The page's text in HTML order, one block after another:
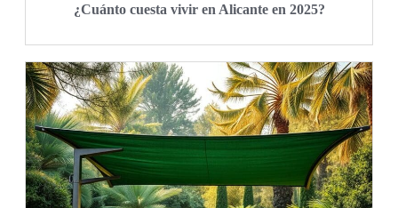
¿Cuánto cuesta vivir en Alicante en 2025?